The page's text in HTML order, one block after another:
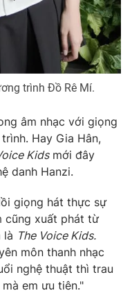
Nam
tử số 483/GP-BTTTT
Phạm Quốc Thắng,
355 932
trình Đồ Rê Mí.
âm nhạc với giọng
Hay Gia Hân,
Kidsmới đây
danh Hanzi.
giọng hát thực sự
cũng xuất phát từ
là The Voice Kids.
môn thanh nhạc
nghệ thuật thì trau
em ưu tiên."